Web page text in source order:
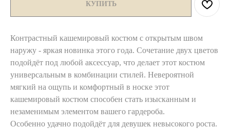
КУПИТЬ
Контрастный кашемировый костюм с открытым швом
наружу - яркая новинка этого года. Сочетание двух цветов
подойдёт под любой аксессуар, что делает этот костюм
универсальным в комбинации стилей. Невероятной
мягкий на ощупь и комфортный в носке этот
кашемировый костюм способен стать изысканным и
незаменимым элементом вашего гардероба.
Особенно удачно подойдёт для девушек невысокого роста.